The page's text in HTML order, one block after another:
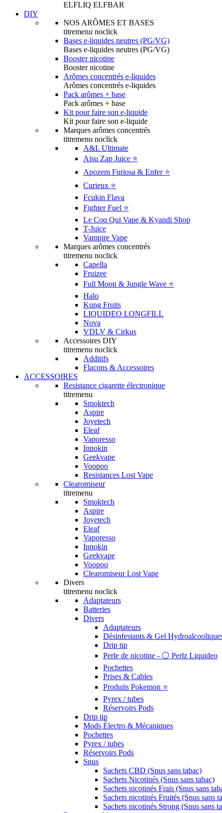
ELFLIQ ELFBAR
DIY
NOS ARÔMES ET BASES
titremenu noclick
Bases e-liquides neutres (PG/VG)
Bases e-liquides neutres (PG/VG)
Booster nicotine
Booster nicotine
Arômes concentrés e-liquides
Arômes concentrés e-liquides
Pack arômes + base
Pack arômes + base
Kit pour faire son e-liquide
Kit pour faire son e-liquide
Marques arômes concentrés
titremenu noclick
A&L Ultimate
Aisu Zap Juice ⭐️
Apozem Furiosa & Enfer ⭐️
Curieux ⭐️
Fcukin Flava
Fighter Fuel ⭐️
Le Coq Qui Vape & Kyandi Shop
T-Juice
Vampire Vape
Marques arômes concentrés
titremenu noclick
Capella
Fruizee
Full Moon & Jungle Wave ⭐️
Halo
Kung Fruits
LIQUIDEO LONGFILL
Nova
VDLV & Cirkus
Accessoires DIY
titremenu noclick
Additifs
Flacons & Accessoires
ACCESSOIRES
Resistance cigarette électronique
titremenu
Smoktech
Aspire
Joyetech
Eleaf
Vaporesso
Innokin
Geekvape
Voopoo
Resistances Lost Vape
Clearomiseur
titremenu
Smoktech
Aspire
Joyetech
Eleaf
Vaporesso
Innokin
Geekvape
Voopoo
Clearomiseur Lost Vape
Divers
titremenu noclick
Adaptateurs
Batteries
Divers
Adaptateurs
Désinfestants & Gel
Drip tip
Perle de nicotine - ⚪️ Perlz Liquideo
Pochettes
Prises & Cables
Produits Pokemon ⭐️
Pyrex / tubes
Réservoirs Pods
Drip tip
Mods Électro & Mécaniques
Pochettes
Pyrex / tubes
Réservoirs Pods
Snus
Sachets CBD (Snus sans tabac)
Sachets Nicotinés (Snus sans tabac)
Sachets nicotinés Frais (Snus sans
Sachets nicotinés Fruités (Snus sans
Sachets nicotinés Strong (Snus sans